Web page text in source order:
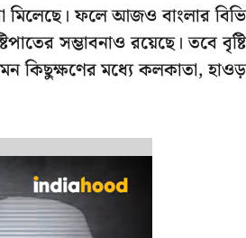
মিলেছে। ফলে আজও বাংলার
সম্ভাবনাও রয়েছে। তবে
কিছুক্ষণের মধ্যে কলকাতা,